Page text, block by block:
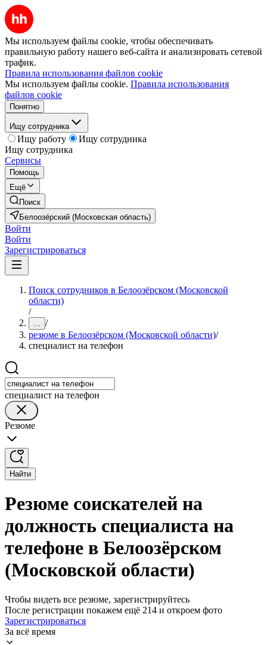
Мы используем файлы cookie, чтобы обеспечивать
правильную работу нашего веб-сайта и анализировать сетевой
трафик.
Правила использования файлов cookie
Мы используем файлы cookie. Правила использования
файлов cookie
Понятно
Ищу сотрудника
Ищу работу
Ищу сотрудника
Ищу сотрудника
Сервисы
Помощь
Ещё
Поиск
Белоозёрский (Московская область)
Войти
Войти
Зарегистрироваться
Поиск сотрудников в Белоозёрском (Московской
области)
/
... /
резюме в Белоозёрском (Московской области)/
специалист на телефон
специалист на телефон
Резюме
Найти
Резюме соискателей на
должность специалиста на
телефоне в Белоозёрском
(Московской области)
Чтобы видеть все резюме, зарегистрируйтесь
После регистрации покажем ещё 214 и откроем фото
Зарегистрироваться
За всё время